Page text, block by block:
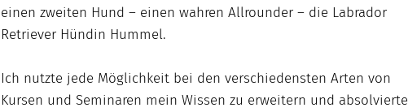
einen zweiten Hund – einen wahren Allrounder – die Labrador
Retriever Hündin Hummel.
Ich nutzte jede Möglichkeit bei den verschiedensten Arten von
Kursen und Seminaren mein Wissen zu erweitern und absolvierte